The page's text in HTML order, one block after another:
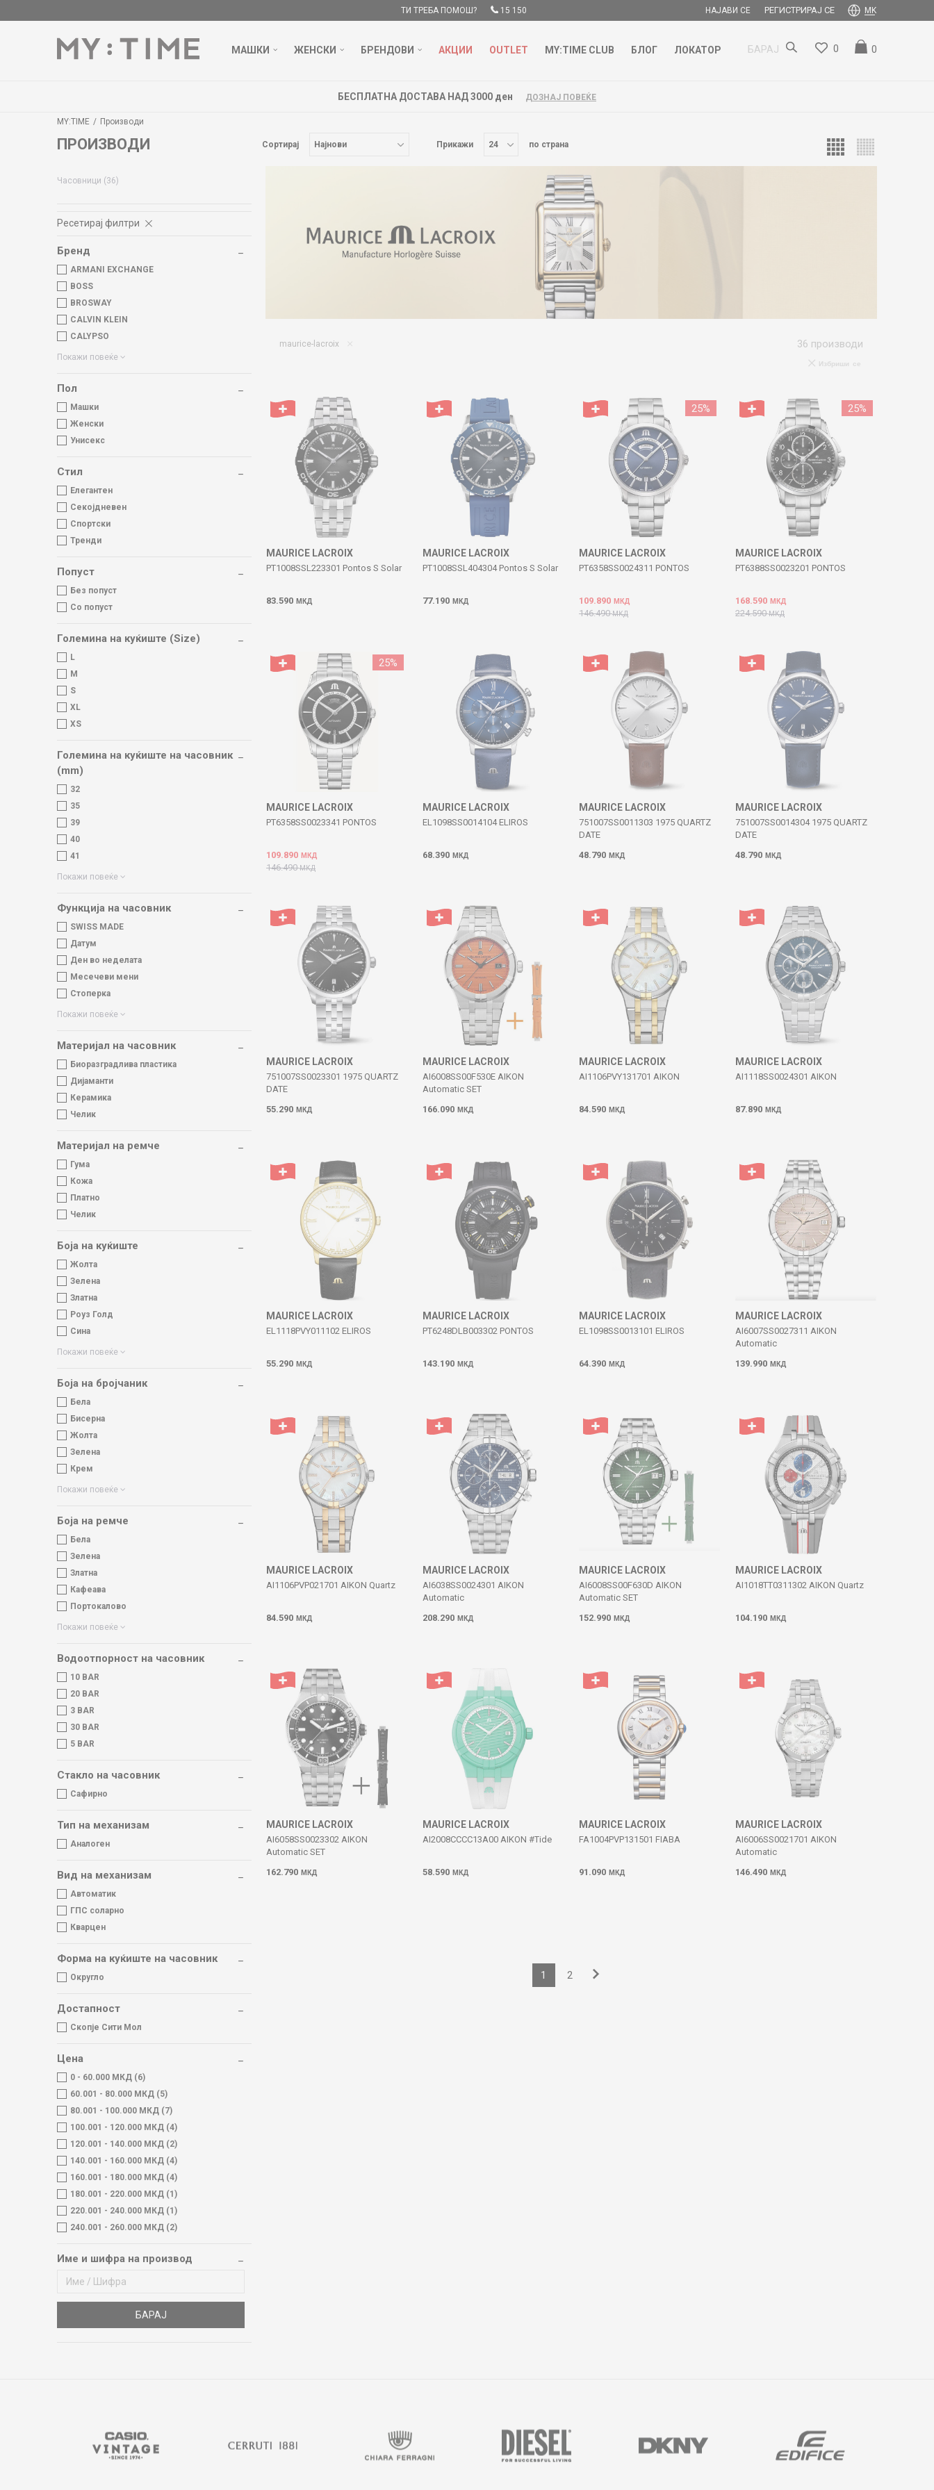
ТИ ТРЕБА ПОМОШ? 15 150 НАЈАВИ СЕ РЕГИСТРИРАЈ СЕ MK
МАШКИ ЖЕНСКИ БРЕНДОВИ АКЦИИ OUTLET MY:TIME CLUB БЛОГ ЛОКАТОР БАРАЈ 0
0
БЕСПЛАТНА ДОСТАВА НАД 3000 ден ДОЗНАЈ ПОВЕЌЕ
MY:TIME Производи
ПРОИЗВОДИ Сортирај Прикажи по страна
Часовници (36)
Ресетирај филтри
Бренд
ARMANI EXCHANGE
BOSS
BROSWAY
CALVIN KLEIN
CALYPSO
Покажи повеќе
Пол
Машки
Женски
Унисекс
Стил
Елегантен
Секојдневен
Спортски
Тренди
Попуст
Без попуст
Со попуст
Големина на куќиште (Size)
L
M
S
XL
XS
Големина на куќиште на часовник
(mm)
32
35
39
40
41
Покажи повеќе
Функција на часовник
SWISS MADE
Датум
Ден во неделата
Месечеви мени
Стоперка
Покажи повеќе
Материјал на часовник
Биоразградлива пластика
Дијаманти
Керамика
Челик
Материјал на ремче
Гума
Кожа
Платно
Челик
Боја на куќиште
Жолта
Зелена
Златна
Роуз Голд
Сина
Покажи повеќе
Боја на бројчаник
Бела
Бисерна
Жолта
Зелена
Крем
Покажи повеќе
Боја на ремче
Бела
Зелена
Златна
Кафеава
Портокалово
Покажи повеќе
Водоотпорност на часовник
10 BAR
20 BAR
3 BAR
30 BAR
5 BAR
Стакло на часовник
Сафирно
Тип на механизам
Аналоген
Вид на механизам
Автоматик
ГПС соларно
Кварцен
Форма на куќиште на часовник
Округло
Достапност
Скопје Сити Мол
Цена
0 - 60.000 МКД (6)
60.001 - 80.000 МКД (5)
80.001 - 100.000 МКД (7)
100.001 - 120.000 МКД (4)
120.001 - 140.000 МКД (2)
140.001 - 160.000 МКД (4)
160.001 - 180.000 МКД (4)
180.001 - 220.000 МКД (1)
220.001 - 240.000 МКД (1)
240.001 - 260.000 МКД (2)
Име и шифра на производ
БАРАЈ
maurice-lacroix 36 производи
Избриши се
MAURICE LACROIX
PT1008SSL223301 Pontos S Solar
83.590 МКД
MAURICE LACROIX
PT1008SSL404304 Pontos S Solar
77.190 МКД
25%
MAURICE LACROIX
PT6358SS0024311 PONTOS
109.890 МКД
146.490МКД
25%
MAURICE LACROIX
PT6388SS0023201 PONTOS
168.590 МКД
224.590МКД
25%
MAURICE LACROIX
PT6358SS0023341 PONTOS
109.890 МКД
146.490МКД
MAURICE LACROIX
EL1098SS0014104 ELIROS
68.390 МКД
MAURICE LACROIX
751007SS0011303 1975 QUARTZ
DATE
48.790 МКД
MAURICE LACROIX
751007SS0014304 1975 QUARTZ
DATE
48.790 МКД
MAURICE LACROIX
751007SS0023301 1975 QUARTZ
DATE
55.290 МКД
MAURICE LACROIX
AI6008SS00F530E AIKON
Automatic SET
166.090 МКД
MAURICE LACROIX
AI1106PVY131701 AIKON
84.590 МКД
MAURICE LACROIX
AI1118SS0024301 AIKON
87.890 МКД
MAURICE LACROIX
EL1118PVY011102 ELIROS
55.290 МКД
MAURICE LACROIX
PT6248DLB003302 PONTOS
143.190 МКД
MAURICE LACROIX
EL1098SS0013101 ELIROS
64.390 МКД
MAURICE LACROIX
AI6007SS0027311 AIKON
Automatic
139.990 МКД
MAURICE LACROIX
AI1106PVP021701 AIKON Quartz
84.590 МКД
MAURICE LACROIX
AI6038SS0024301 AIKON
Automatic
208.290 МКД
MAURICE LACROIX
AI6008SS00F630D AIKON
Automatic SET
152.990 МКД
MAURICE LACROIX
AI1018TT0311302 AIKON Quartz
104.190 МКД
MAURICE LACROIX
AI6058SS0023302 AIKON
Automatic SET
162.790 МКД
MAURICE LACROIX
AI2008CCCC13A00 AIKON #Tide
58.590 МКД
MAURICE LACROIX
FA1004PVP131501 FIABA
91.090 МКД
MAURICE LACROIX
AI6006SS0021701 AIKON
Automatic
146.490 МКД
1 2